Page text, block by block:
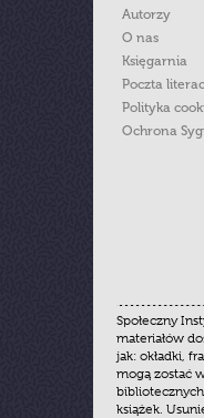
Autorzy
O nas
Księgarnia
Poczta
Polityka
Ochrona
Społeczny
materiałów
jak: okładki,
mogą zostać
bibliotecznych
książek.